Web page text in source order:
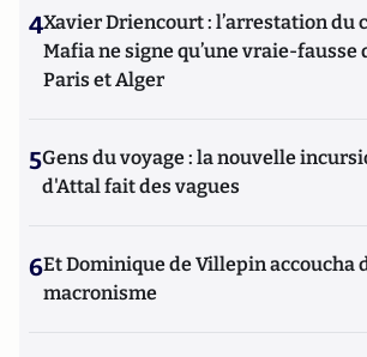
4Xavier Driencourt : l’arrestation du
Mafia ne signe qu’une vraie-
Paris et Alger
5Gens du voyage : la nouvelle
d'Attal fait des vagues
6Et Dominique de Villepin accoucha
macronisme